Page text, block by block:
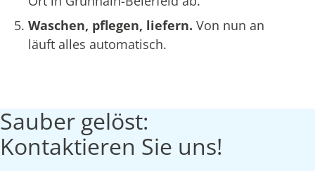
Waschen, pflegen, liefern. Von nun an
läuft alles automatisch.
Sauber gelöst:
Kontaktieren Sie uns!